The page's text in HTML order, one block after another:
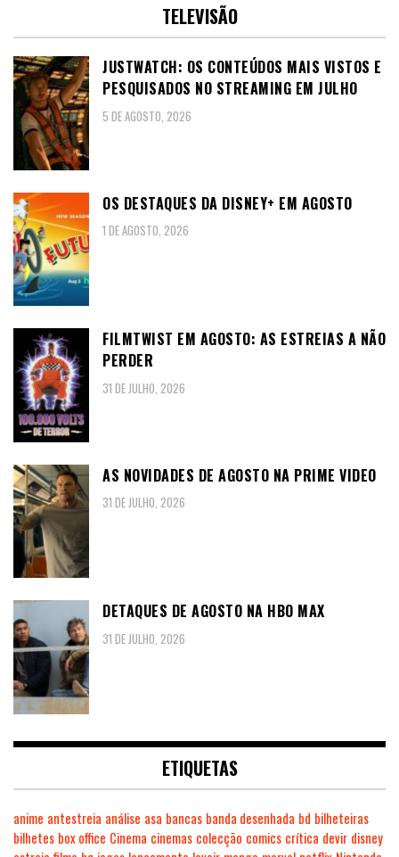
TELEVISÃO
JUSTWATCH: OS CONTEÚDOS MAIS VISTOS E
PESQUISADOS NO STREAMING EM JULHO
5 DE AGOSTO, 2026
OS DESTAQUES DA DISNEY+ EM AGOSTO
1 DE AGOSTO, 2026
FILMTWIST EM AGOSTO: AS ESTREIAS A NÃO
PERDER
31 DE JULHO, 2026
AS NOVIDADES DE AGOSTO NA PRIME VIDEO
31 DE JULHO, 2026
DETAQUES DE AGOSTO NA HBO MAX
31 DE JULHO, 2026
ETIQUETAS
anime antestreia análise asa bancas banda desenhada bd bilheteiras
bilhetes box office Cinema cinemas colecção comics crítica devir disney